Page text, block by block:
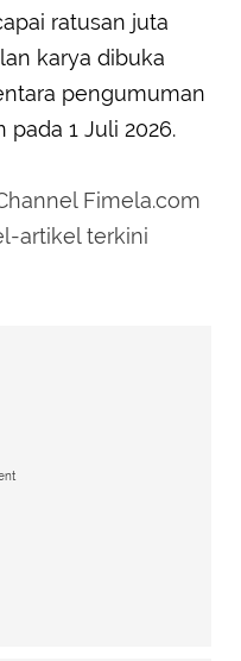
ratusan juta
karya dibuka
pengumuman
1 Juli 2026.
Fimela.com
artikel terkini